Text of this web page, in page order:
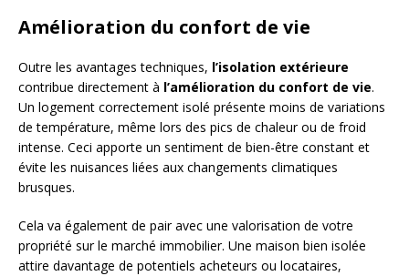
Amélioration du confort de vie
Outre les avantages techniques, l’isolation extérieure
contribue directement à l’amélioration du confort de vie.
Un logement correctement isolé présente moins de variations
de température, même lors des pics de chaleur ou de froid
intense. Ceci apporte un sentiment de bien-être constant et
évite les nuisances liées aux changements climatiques
brusques.
Cela va également de pair avec une valorisation de votre
propriété sur le marché immobilier. Une maison bien isolée
attire davantage de potentiels acheteurs ou locataires,